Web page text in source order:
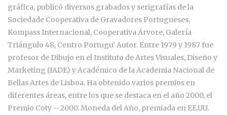
gráfica, publicó diversos grabados y serigrafías de la
Sociedade Cooperativa de Gravadores Portugueses,
Kompass Internacional, Cooperativa Árvore, Galería
Triángulo 48, Centro Portugu’ Autor. Entre 1979 y 1987 fue
profesor de Dibujo en el Instituto de Artes Visuales, Diseño y
Marketing (IADE) y Académico de la Academia Nacional de
Bellas Artes de Lisboa. Ha obtenido varios premios en
diferentes áreas, entre los que se destaca en el año 2000, el
Premio Coty – 2000. Moneda del Año, premiada en EE.UU.